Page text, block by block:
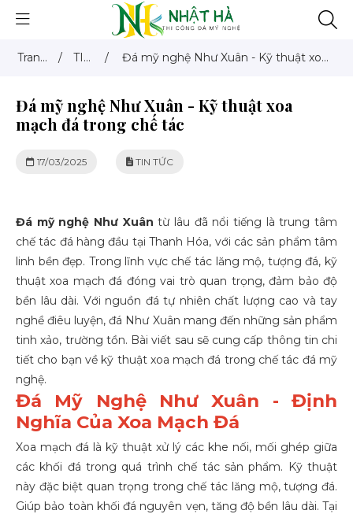
Trang / TIN / Đá mỹ nghệ Như Xuân - Kỹ thuật xoa
Đá mỹ nghệ Như Xuân - Kỹ thuật xoa
mạch đá trong chế tác
17/03/2025 TIN TỨC
Đá mỹ nghệ Như Xuân từ lâu đã nổi tiếng là trung tâm
chế tác đá hàng đầu tại Thanh Hóa, với các sản phẩm tâm
linh bền đẹp. Trong lĩnh vực chế tác lăng mộ, tượng đá, kỹ
thuật xoa mạch đá đóng vai trò quan trọng, đảm bảo độ
bền lâu dài. Với nguồn đá tự nhiên chất lượng cao và tay
nghề điêu luyện, đá Như Xuân mang đến những sản phẩm
tinh xảo, trường tồn. Bài viết sau sẽ cung cấp thông tin chi
tiết cho bạn về kỹ thuật xoa mạch đá trong chế tác đá mỹ
nghệ.
Đá Mỹ Nghệ Như Xuân - Định
Nghĩa Của Xoa Mạch Đá
Xoa mạch đá là kỹ thuật xử lý các khe nối, mối ghép giữa
các khối đá trong quá trình chế tác sản phẩm. Kỹ thuật
này đặc biệt quan trọng trong chế tác lăng mộ, tượng đá.
Giúp bảo toàn khối đá nguyên vẹn, tăng độ bền lâu dài. Tại